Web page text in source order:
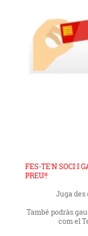
FES-TE'N SOCI I
PREU!!
Juga des
També podràs
com el